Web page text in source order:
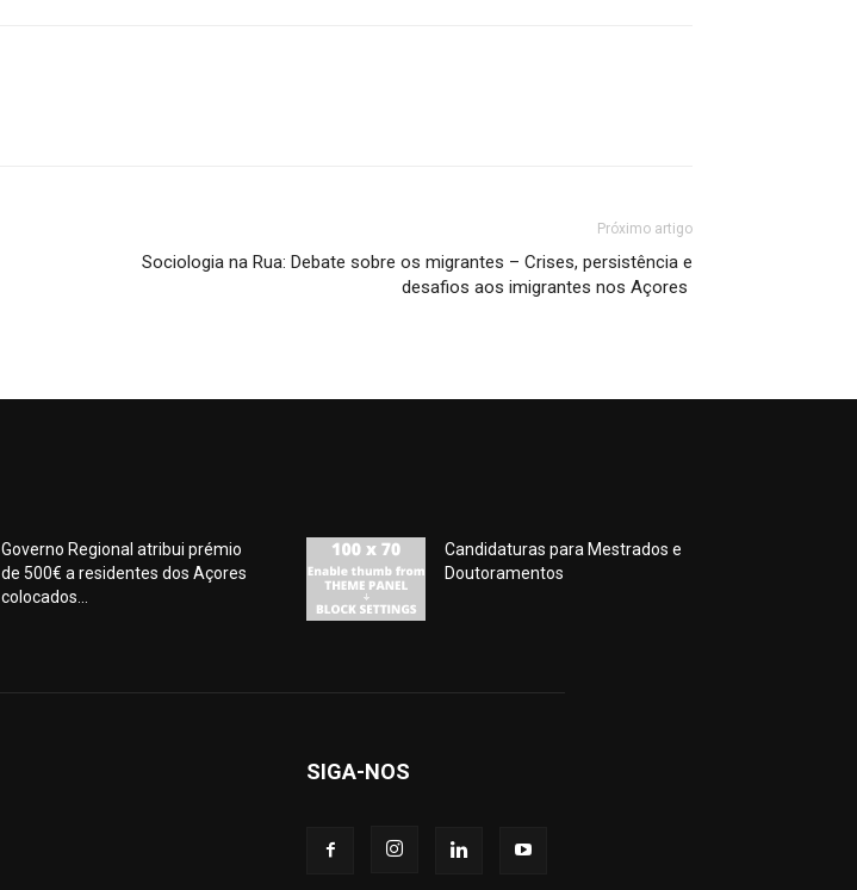
Próximo artigo
Sociologia na Rua: Debate sobre os migrantes – Crises, persistência e
desafios aos imigrantes nos Açores
Governo Regional atribui prémio
de 500€ a residentes dos Açores
colocados...
Candidaturas para Mestrados e
Doutoramentos
SIGA-NOS